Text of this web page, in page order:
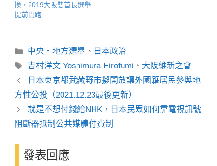
換，2019大阪雙首長選舉
提前開跑
分
類
中央・地方選舉 、 日本政治
標
籤
吉村洋文 Yoshimura Hirofumi 、 大阪維新之會
日本東京都武藏野市擬開放讓外國籍居民參與地
方性公投（2021.12.23最後更新）
就是不想付錢給NHK，日本民眾如何靠電視訊號
阻斷器抵制公共媒體付費制
發表回應